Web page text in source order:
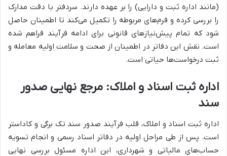
(مانند اداره ثبت و دارایی) را بر عهده دارند. سردفتر با دقت مدارک
را بررسی کرده و فرم‌های مربوطه را تکمیل می‌کند تا اطمینان حاصل
شود که تمام پیش‌نیازهای قانونی برای ادامه فرآیند فراهم شده
است. نقش این دفاتر در اطمینان از صحت و سلامت اولیه معامله و
ثبت درخواست‌ها حیاتی است.
اداره ثبت اسناد و املاک: مرجع نهایی صدور
سند
اداره ثبت اسناد و املاک، قلب فرآیند صدور سند تک برگی و کاداستر
است. پس از طی مراحل اولیه در دفاتر اسناد رسمی و انجام تسویه
حساب‌های مالیاتی و شهرداری، این اداره مسئول بررسی نهایی